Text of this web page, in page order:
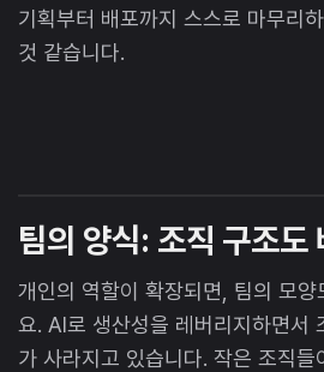
기획부터 배포까지 스스로 마무리
것 같습니다.
팀의 양식: 조직 구조도
개인의 역할이 확장되면, 팀의 모양
요. AI로 생산성을 레버리지하면서
가 사라지고 있습니다. 작은 조직들